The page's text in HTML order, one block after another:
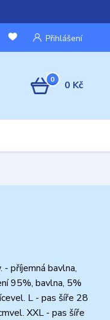
Přihlášení
0 0 Kč
příjemná bavlna,
95%, bavlna, 5%
L - pas šíře 28
XXL - pas šíře